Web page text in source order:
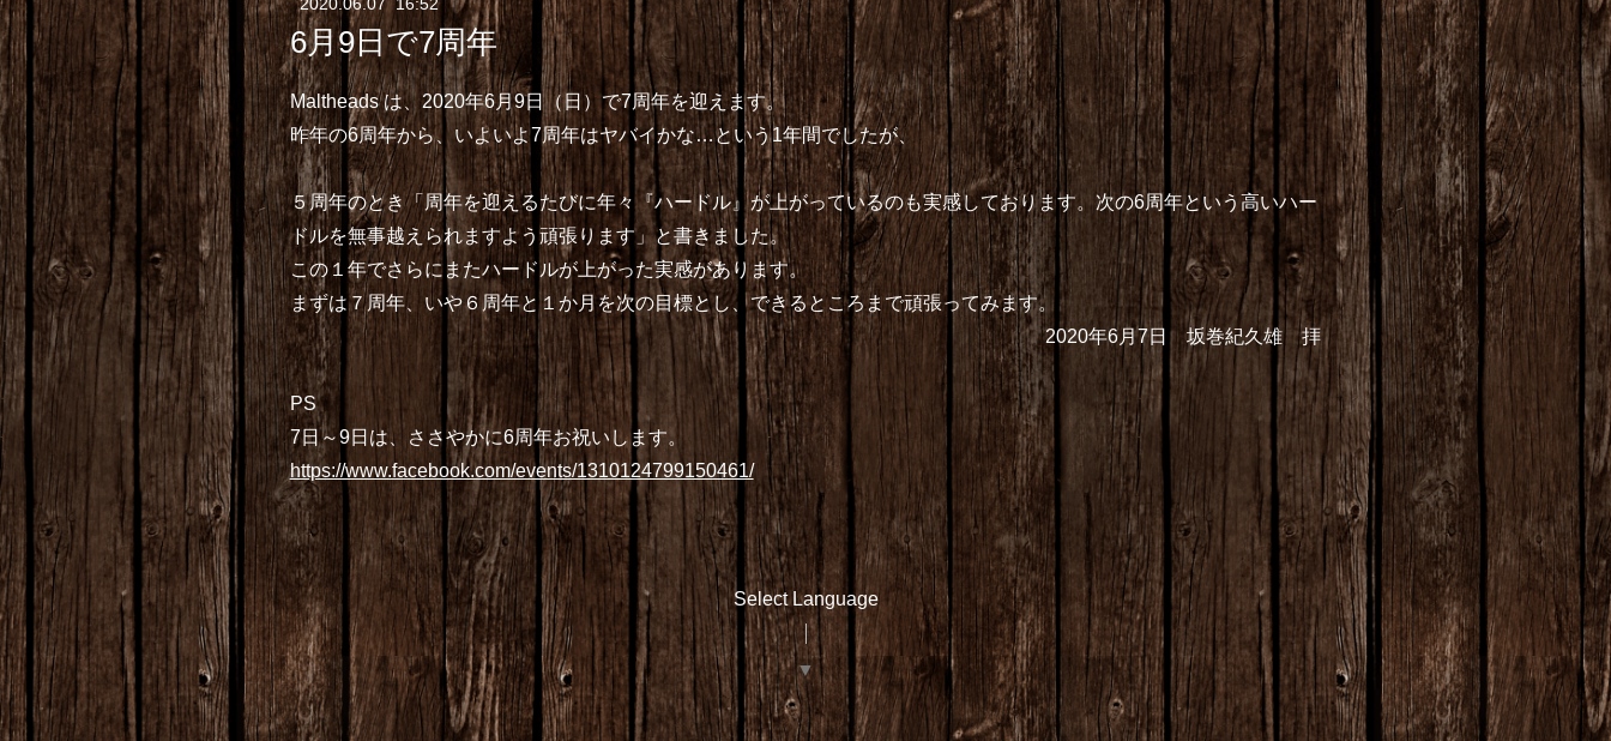
6月9日で7周年
Maltheads は、2020年6月9日（日）で7周年を迎えます。
昨年の6周年から、いよいよ7周年はヤバイかな…という1年間でしたが、
５周年のとき「周年を迎えるたびに年々『ハードル』が上がっているのも実感しております。次の6周年という高いハー
ドルを無事越えられますよう頑張ります」と書きました。
この１年でさらにまたハードルが上がった実感があります。
まずは７周年、いや６周年と１か月を次の目標とし、できるところまで頑張ってみます。
2020年6月7日 坂巻紀久雄 拝
PS
7日～9日は、ささやかに6周年お祝いします。
https://www.facebook.com/events/1310124799150461/
Select Language
▼